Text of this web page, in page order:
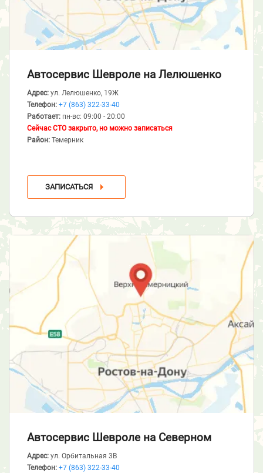
Автосервис Шевроле на Лелюшенко
Адрес: ул. Лелюшенко, 19Ж
Телефон: +7 (863) 322-33-40
Работает: пн-вс: 09:00 - 20:00
Сейчас СТО закрыто, но можно записаться
Район: Темерник
ЗАПИСАТЬСЯ
Автосервис Шевроле на Северном
Адрес: ул. Орбитальная 3В
Телефон: +7 (863) 322-33-40